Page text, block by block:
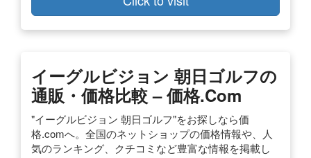
イーグルビジョン 朝日ゴルフの
通販・価格比較 – 価格.com
"イーグルビジョン 朝日ゴルフ"をお探しなら価
格.comへ。全国のネットショップの価格情報や、人
気のランキング、クチコミなど豊富な情報を掲載し